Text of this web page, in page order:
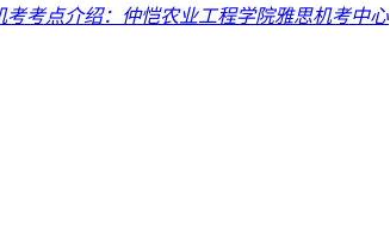
考考点介绍：仲恺农业工程学院雅思机考中心